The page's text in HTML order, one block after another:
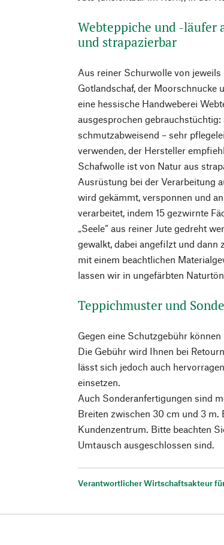
Webteppiche und -läufer
und strapazierbar
Aus reiner Schurwolle von
Gotlandschaf, der Moorschnucke
eine hessische Handweberei
ausgesprochen
schmutzabweisend – sehr
verwenden, der Hersteller
Schafwolle ist von Natur aus
Ausrüstung bei der Verarbeitung
wird gekämmt, versponnen und
verarbeitet, indem 15 gezwirnte
„Seele“ aus reiner Jute gedreht
gewalkt, dabei angefilzt und dann
mit einem beachtlichen
lassen wir in ungefärbten
Teppichmuster und
Gegen eine Schutzgebühr
Die Gebühr wird Ihnen bei
lässt sich jedoch auch
einsetzen.
Auch Sonderanfertigungen sind
Breiten zwischen 30 cm und 3 m.
Kundenzentrum. Bitte beachten
Umtausch ausgeschlossen sind.
Verantwortlicher Wirtschaftsakteur